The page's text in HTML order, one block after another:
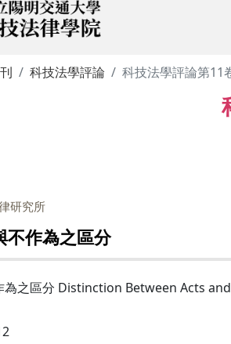
科技法學評論 科技法學評論第11
研究所
不作為之區分
為之區分 Distinction Between Acts